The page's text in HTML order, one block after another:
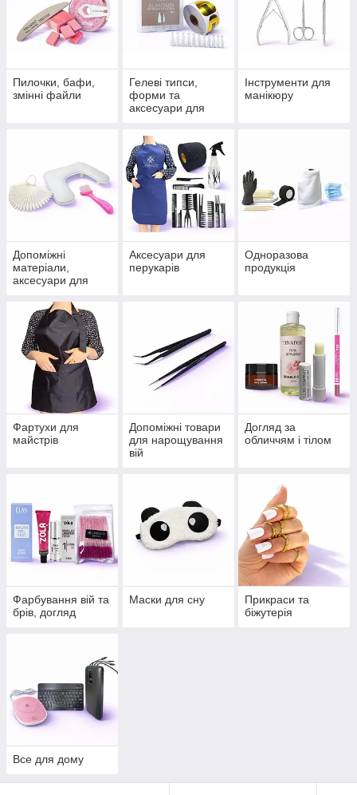
Пилочки, бафи,
змінні файли
Гелеві типси,
форми та
аксесуари для
Інструменти для
манікюру
Допоміжні
матеріали,
аксесуари для
Аксесуари для
перукарів
Одноразова
продукція
Фартухи для
майстрів
Допоміжні товари
для нарощування
вій
Догляд за
обличчям і тілом
Фарбування вій та
брів, догляд
Маски для сну
Прикраси та
біжутерія
Все для дому